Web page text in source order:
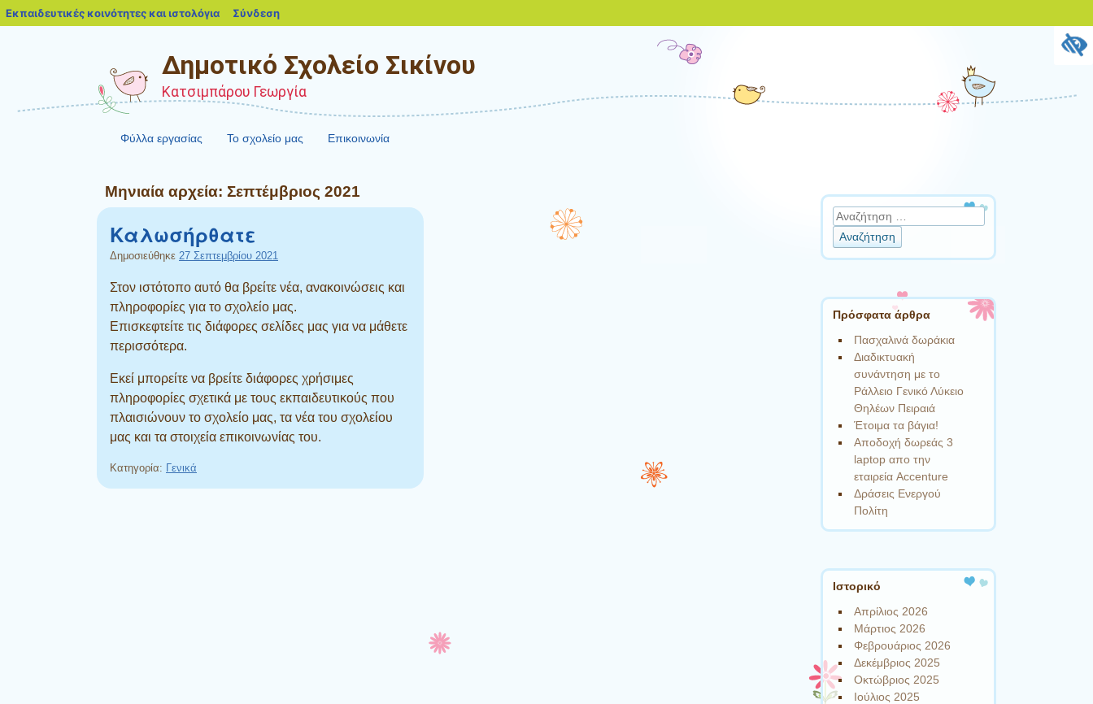
Δημοτικό Σχολείο Σικίνου
Κατσιμπάρου Γεωργία
Φύλλα εργασίας Το σχολείο μας Επικοινωνία
Μηνιαία αρχεία: Σεπτέμβριος 2021
Καλωσήρθατε
Δημοσιεύθηκε 27 Σεπτεμβρίου 2021
Στον ιστότοπο αυτό θα βρείτε νέα, ανακοινώσεις και
πληροφορίες για το σχολείο μας.
Επισκεφτείτε τις διάφορες σελίδες μας για να μάθετε
περισσότερα.
Εκεί μπορείτε να βρείτε διάφορες χρήσιμες
πληροφορίες σχετικά με τους εκπαιδευτικούς που
πλαισιώνουν το σχολείο μας, τα νέα του σχολείου
μας και τα στοιχεία επικοινωνίας του.
Κατηγορία: Γενικά
Αναζήτηση
Πρόσφατα άρθρα
Πασχαλινά δωράκια
Διαδικτυακή
συνάντηση με το
Ράλλειο Γενικό Λύκειο
Θηλέων Πειραιά
Έτοιμα τα βάγια!
Αποδοχή δωρεάς 3
laptop απο την
εταιρεία Accenture
Δράσεις Ενεργού
Πολίτη
Ιστορικό
Απρίλιος 2026
Μάρτιος 2026
Φεβρουάριος 2026
Δεκέμβριος 2025
Οκτώβριος 2025
Ιούλιος 2025
Εκπαιδευτικές κοινότητες και ιστολόγια blogs.sch.gr
Σύνδεση